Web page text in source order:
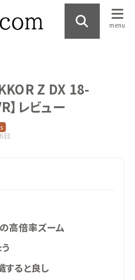
Z DX 18-
レビュー
日
高倍率ズーム
すると良し